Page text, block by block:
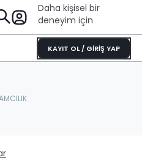
Daha kişisel bir
deneyim için
KAYIT OL / GİRİŞ YAP